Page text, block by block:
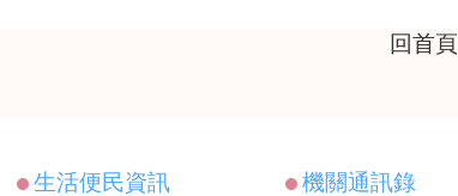
回首頁
生活便民資訊 機關通訊錄